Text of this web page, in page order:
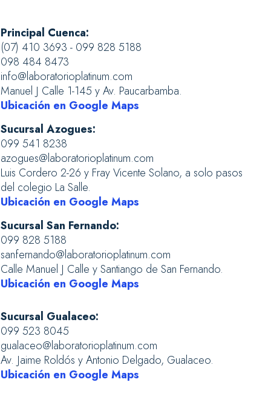
Principal Cuenca:
(07) 410 3693 - 099 828 5188
098 484 8473
info@laboratorioplatinum.com
Manuel J Calle 1-145 y Av. Paucarbamba.
Ubicación en Google Maps
Sucursal Azogues:
099 541 8238
azogues@laboratorioplatinum.com
Luis Cordero 2-26 y Fray Vicente Solano, a solo pasos
del colegio La Salle.
Ubicación en Google Maps
Sucursal San Fernando:
099 828 5188
sanfernando@laboratorioplatinum.com
Calle Manuel J Calle y Santiango de San Fernando.
Ubicación en Google Maps
Sucursal Gualaceo:
099 523 8045
gualaceo@laboratorioplatinum.com
Av. Jaime Roldós y Antonio Delgado, Gualaceo.
Ubicación en Google Maps